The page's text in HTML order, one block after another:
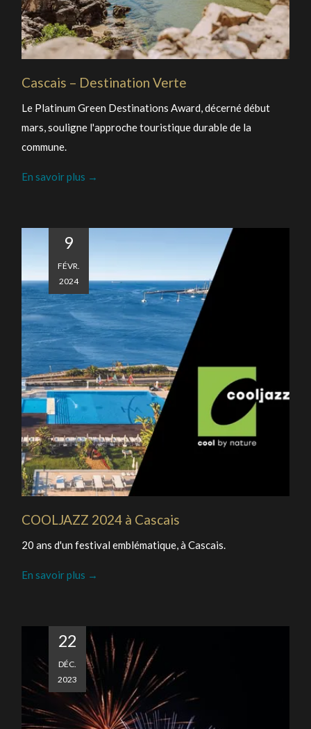
Cascais – Destination Verte
Le Platinum Green Destinations Award, décerné début
mars, souligne l'approche touristique durable de la
commune.
En savoir plus
9
FÉVR.
2024
COOLJAZZ 2024 à Cascais
20 ans d'un festival emblématique, à Cascais.
En savoir plus
22
DÉC.
2023